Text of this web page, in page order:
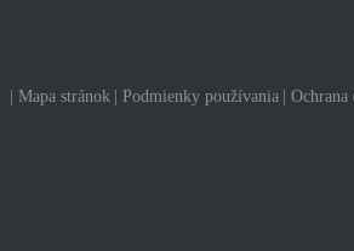
Mapa stránok Podmienky používania Ochrana